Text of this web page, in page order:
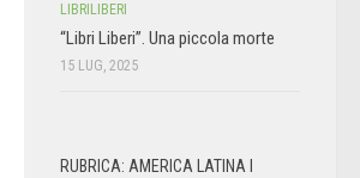
LIBRILIBERI
“Libri Liberi”. Una piccola morte
15 LUG, 2025
RUBRICA: AMERICA LATINA I